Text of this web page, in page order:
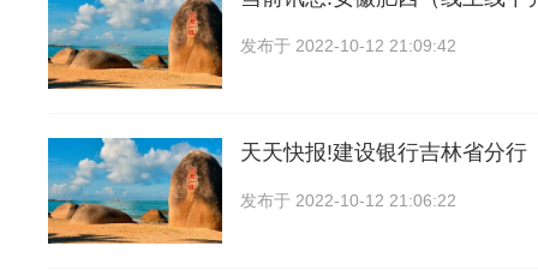
发布于 2022-10-12 21:09:42
天天快报!建设银行吉林省分行
发布于 2022-10-12 21:06:22